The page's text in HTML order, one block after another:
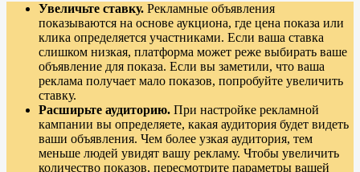
Увеличьте ставку. Рекламные объявления
показываются на основе аукциона, где цена показа или
клика определяется участниками. Если ваша ставка
слишком низкая, платформа может реже выбирать ваше
объявление для показа. Если вы заметили, что ваша
реклама получает мало показов, попробуйте увеличить
ставку.
Расширьте аудиторию. При настройке рекламной
кампании вы определяете, какая аудитория будет видеть
ваши объявления. Чем более узкая аудитория, тем
меньше людей увидят вашу рекламу. Чтобы увеличить
количество показов, пересмотрите параметры вашей